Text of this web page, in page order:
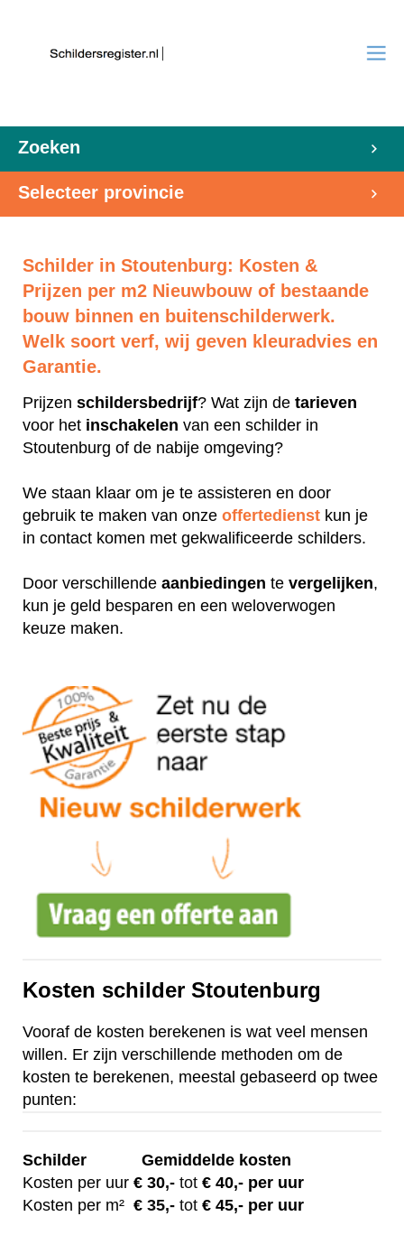
Zoeken
Selecteer provincie
Schilder in Stoutenburg: Kosten &
Prijzen per m2 Nieuwbouw of bestaande
bouw binnen en buitenschilderwerk.
Welk soort verf, wij geven kleuradvies en
Garantie.
Prijzen schildersbedrijf? Wat zijn de tarieven
voor het inschakelen van een schilder in
Stoutenburg of de nabije omgeving?
We staan klaar om je te assisteren en door
gebruik te maken van onze offertedienst kun je
in contact komen met gekwalificeerde schilders.
Door verschillende aanbiedingen te vergelijken,
kun je geld besparen en een weloverwogen
keuze maken.
Kosten schilder Stoutenburg
Vooraf de kosten berekenen is wat veel mensen
willen. Er zijn verschillende methoden om de
kosten te berekenen, meestal gebaseerd op twee
punten:
Schilder
Gemiddelde kosten
Kosten per uur € 30,- tot € 40,- per uur
Kosten per m² € 35,- tot € 45,- per uur